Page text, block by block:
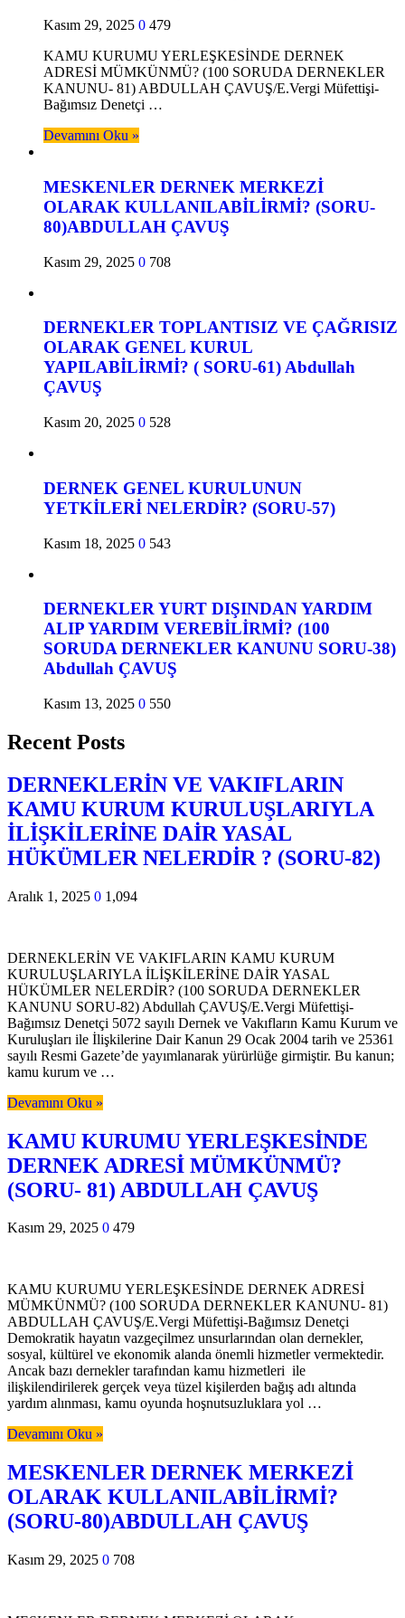
Kasım 29, 2025 0 479
KAMU KURUMU YERLEŞKESİNDE DERNEK
ADRESİ MÜMKÜNMÜ? (100 SORUDA DERNEKLER
KANUNU- 81) ABDULLAH ÇAVUŞ/E.Vergi Müfettişi-
Bağımsız Denetçi …
Devamını Oku »
MESKENLER DERNEK MERKEZİ
OLARAK KULLANILABİLİRMİ? (SORU-
80)ABDULLAH ÇAVUŞ
Kasım 29, 2025 0 708
DERNEKLER TOPLANTISIZ VE ÇAĞRISIZ
OLARAK GENEL KURUL
YAPILABİLİRMİ? ( SORU-61) Abdullah
ÇAVUŞ
Kasım 20, 2025 0 528
DERNEK GENEL KURULUNUN
YETKİLERİ NELERDİR? (SORU-57)
Kasım 18, 2025 0 543
DERNEKLER YURT DIŞINDAN YARDIM
ALIP YARDIM VEREBİLİRMİ? (100
SORUDA DERNEKLER KANUNU SORU-38)
Abdullah ÇAVUŞ
Kasım 13, 2025 0 550
Recent Posts
DERNEKLERİN VE VAKIFLARIN
KAMU KURUM KURULUŞLARIYLA
İLİŞKİLERİNE DAİR YASAL
HÜKÜMLER NELERDİR ? (SORU-82)
Aralık 1, 2025 0 1,094
DERNEKLERİN VE VAKIFLARIN KAMU KURUM
KURULUŞLARIYLA İLİŞKİLERİNE DAİR YASAL
HÜKÜMLER NELERDİR? (100 SORUDA DERNEKLER
KANUNU SORU-82) Abdullah ÇAVUŞ/E.Vergi Müfettişi-
Bağımsız Denetçi 5072 sayılı Dernek ve Vakıfların Kamu Kurum ve
Kuruluşları ile İlişkilerine Dair Kanun 29 Ocak 2004 tarih ve 25361
sayılı Resmi Gazete’de yayımlanarak yürürlüğe girmiştir. Bu kanun;
kamu kurum ve …
Devamını Oku »
KAMU KURUMU YERLEŞKESİNDE
DERNEK ADRESİ MÜMKÜNMÜ?
(SORU- 81) ABDULLAH ÇAVUŞ
Kasım 29, 2025 0 479
KAMU KURUMU YERLEŞKESİNDE DERNEK ADRESİ
MÜMKÜNMÜ? (100 SORUDA DERNEKLER KANUNU- 81)
ABDULLAH ÇAVUŞ/E.Vergi Müfettişi-Bağımsız Denetçi
Demokratik hayatın vazgeçilmez unsurlarından olan dernekler,
sosyal, kültürel ve ekonomik alanda önemli hizmetler vermektedir.
Ancak bazı dernekler tarafından kamu hizmetleri ile
ilişkilendirilerek gerçek veya tüzel kişilerden bağış adı altında
yardım alınması, kamu oyunda hoşnutsuzluklara yol …
Devamını Oku »
MESKENLER DERNEK MERKEZİ
OLARAK KULLANILABİLİRMİ?
(SORU-80)ABDULLAH ÇAVUŞ
Kasım 29, 2025 0 708